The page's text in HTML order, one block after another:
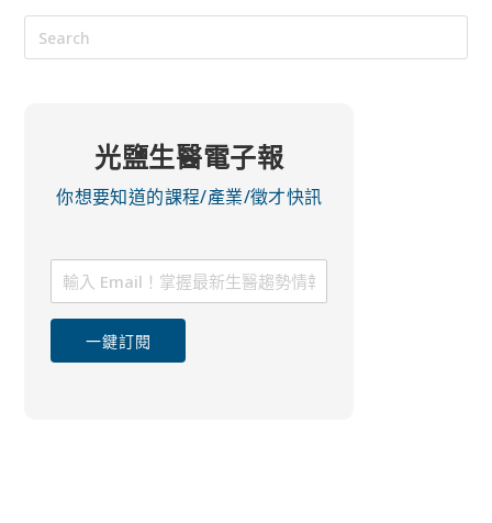
光鹽生醫電子報
你想要知道的課程/產業/徵才快訊
一鍵訂閱